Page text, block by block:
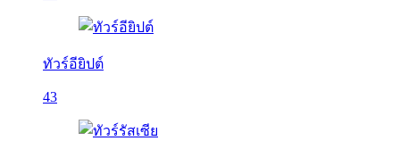
ทัวร์อียิปต์
43